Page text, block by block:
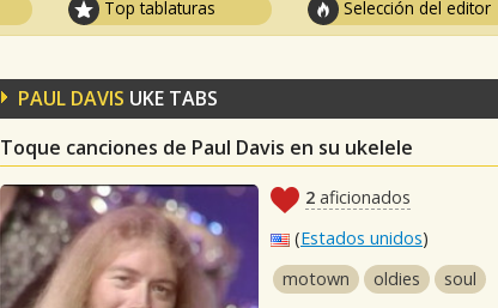
Top tablaturas Selección del editor
PAUL DAVIS UKE TABS
Toque canciones de Paul Davis en su ukelele
2 aficionados
(Estados unidos)
motown
oldies
soul